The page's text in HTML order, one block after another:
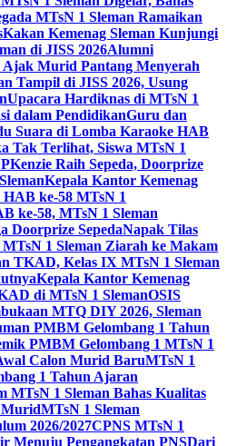
MTsN 1 Sleman Ramaikan
Kakan Kemenag Sleman Kunjungi
di JISS 2026Alumni
Ajak Murid Pantang Menyerah
Tampil di JISS 2026, Usung
Upacara Hardiknas di MTsN 1
dalam PendidikanGuru dan
Suara di Lomba Karaoke HAB
Tak Terlihat, Siswa MTsN 1
Kenzie Raih Sepeda, Doorprize
Kepala Kantor Kemenag
ke-58 MTsN 1
ke-58, MTsN 1 Sleman
Doorprize SepedaNapak Tilas
1 Sleman Ziarah ke Makam
TKAD, Kelas IX MTsN 1 Sleman
Kepala Kantor Kemenag
di MTsN 1 SlemanOSIS
MTQ DIY 2026, Sleman
PMBM Gelombang 1 Tahun
PMBM Gelombang 1 MTsN 1
Calon Murid BaruMTsN 1
1 Tahun Ajaran
MTsN 1 Sleman Bahas Kualitas
MuridMTsN 1 Sleman
2026/2027CPNS MTsN 1
Menuju Pengangkatan PNSDari